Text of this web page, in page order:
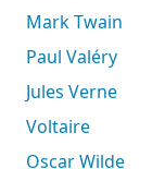
Mark Twain
Paul Valéry
Jules Verne
Voltaire
Oscar Wilde